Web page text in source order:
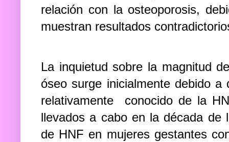
relación con la osteoporosis,
muestran resultados
La inquietud sobre la magnitud
óseo surge inicialmente debido
relativamente conocido de la
llevados a cabo en la década de
de HNF en mujeres gestantes